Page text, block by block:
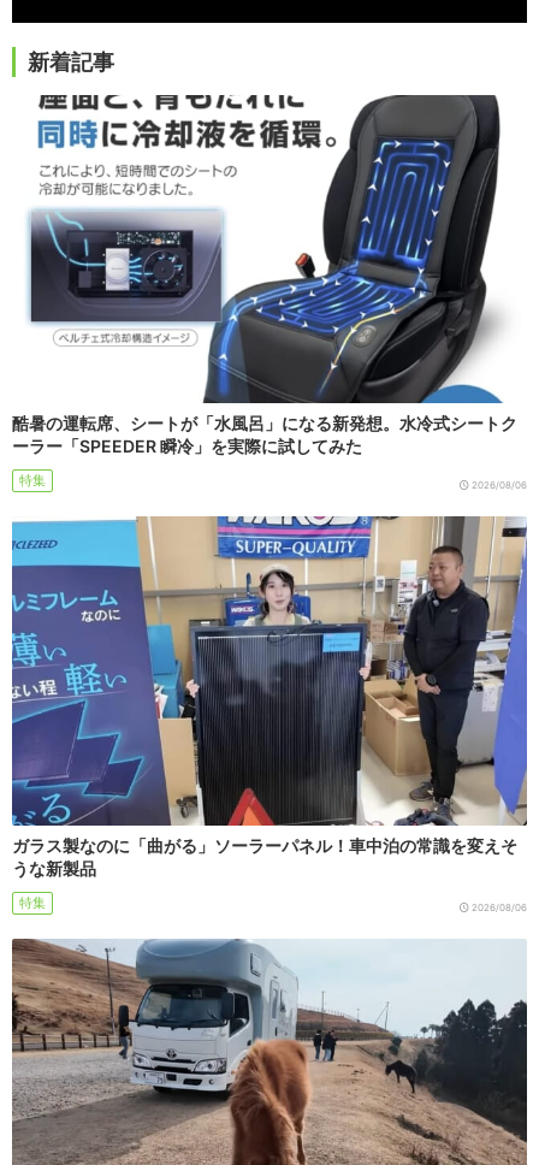
新着記事
酷暑の運転席、シートが「水風呂」になる新発想。水冷式シートク
ーラー「SPEEDER 瞬冷」を実際に試してみた
特集 2026/08/06
ガラス製なのに「曲がる」ソーラーパネル！車中泊の常識を変えそ
うな新製品
特集 2026/08/06